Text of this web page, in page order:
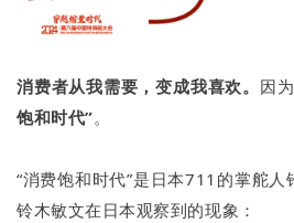
消费者从我需要，变成我喜欢。 因
饱和时代”。
“消费饱和时代”是日本711的掌舵人
铃木敏文在日本观察到的现象：